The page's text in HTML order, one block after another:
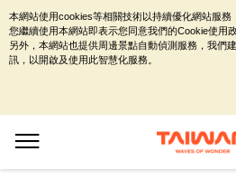
本網站使用cookies等相關技術以持續優化網站服
您繼續使用本網站即表示您同意我們的Cookie使用政
另外，本網站也提供周邊景點自動偵測服務，我們
訊，以開啟及使用此智慧化服務。